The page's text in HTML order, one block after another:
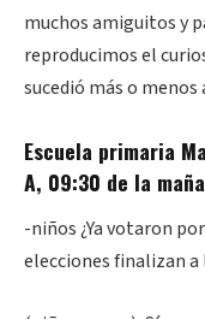
muchos amiguitos y
reproducimos el
sucedió más o menos
Escuela primaria
A, 09:30 de la
-niños ¿Ya votaron
elecciones finalizan a